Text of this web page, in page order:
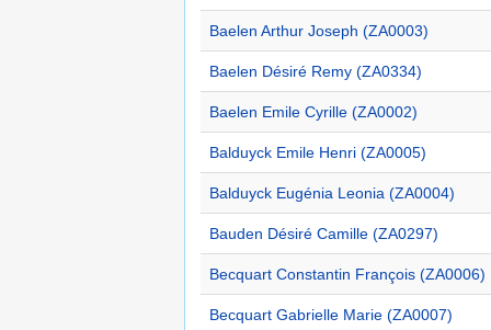
Baelen Arthur Joseph (ZA0003)
Baelen Désiré Remy (ZA0334)
Baelen Emile Cyrille (ZA0002)
Balduyck Emile Henri (ZA0005)
Balduyck Eugénia Leonia (ZA0004)
Bauden Désiré Camille (ZA0297)
Becquart Constantin François (ZA0006)
Becquart Gabrielle Marie (ZA0007)